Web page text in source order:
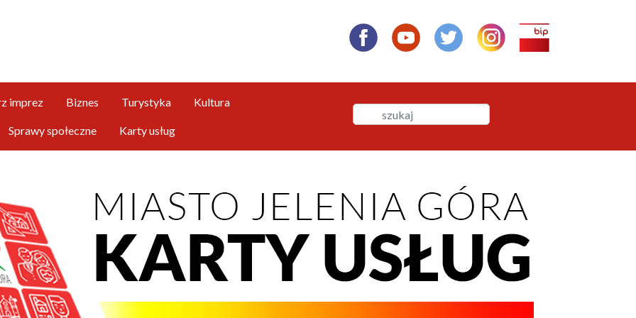
imprez Biznes Turystyka Kultura
Sprawy społeczne Karty usług
Wyszukaj
Wyszukaj